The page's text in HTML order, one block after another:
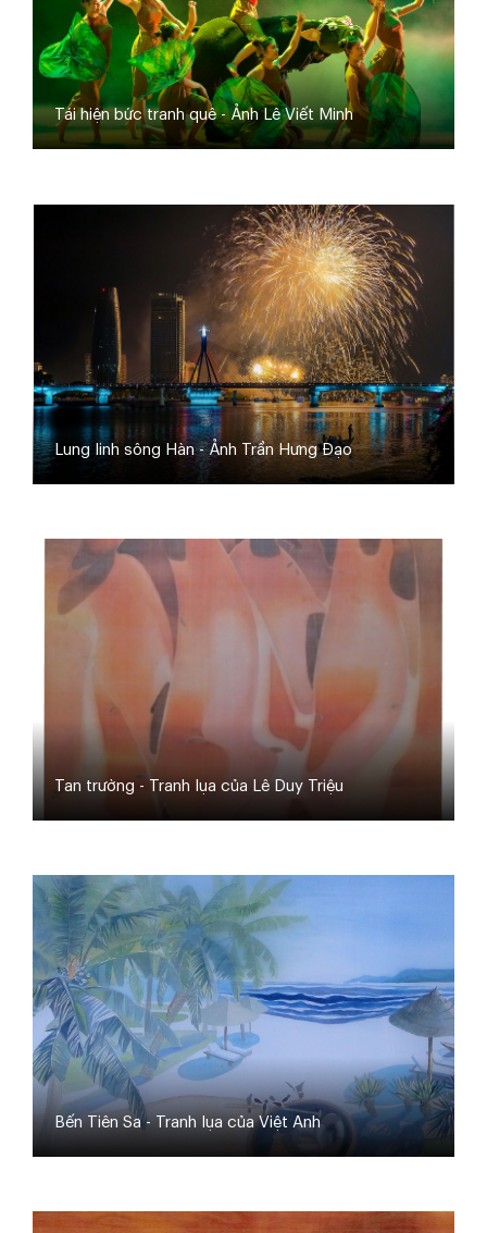
Tái hiện bức tranh quê - Ảnh Lê Viết Minh
Lung linh sông Hàn - Ảnh Trần Hưng Đạo
Tan trường - Tranh lụa của Lê Duy Triệu
Bến Tiên Sa - Tranh lụa của Việt Anh